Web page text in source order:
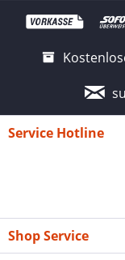
Service Hotline
Shop Service